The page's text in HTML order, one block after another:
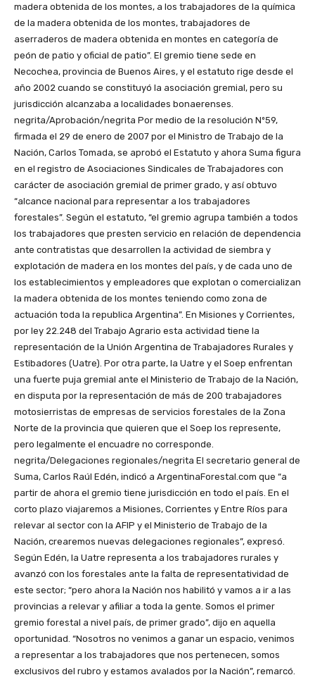
madera obtenida de los montes, a los trabajadores de la química
de la madera obtenida de los montes, trabajadores de
aserraderos de madera obtenida en montes en categoría de
peón de patio y oficial de patio”. El gremio tiene sede en
Necochea, provincia de Buenos Aires, y el estatuto rige desde el
año 2002 cuando se constituyó la asociación gremial, pero su
jurisdicción alcanzaba a localidades bonaerenses.
negrita/Aprobación/negrita Por medio de la resolución Nº59,
firmada el 29 de enero de 2007 por el Ministro de Trabajo de la
Nación, Carlos Tomada, se aprobó el Estatuto y ahora Suma figura
en el registro de Asociaciones Sindicales de Trabajadores con
carácter de asociación gremial de primer grado, y así obtuvo
“alcance nacional para representar a los trabajadores
forestales”. Según el estatuto, “el gremio agrupa también a todos
los trabajadores que presten servicio en relación de dependencia
ante contratistas que desarrollen la actividad de siembra y
explotación de madera en los montes del país, y de cada uno de
los establecimientos y empleadores que explotan o comercializan
la madera obtenida de los montes teniendo como zona de
actuación toda la republica Argentina”. En Misiones y Corrientes,
por ley 22.248 del Trabajo Agrario esta actividad tiene la
representación de la Unión Argentina de Trabajadores Rurales y
Estibadores (Uatre). Por otra parte, la Uatre y el Soep enfrentan
una fuerte puja gremial ante el Ministerio de Trabajo de la Nación,
en disputa por la representación de más de 200 trabajadores
motosierristas de empresas de servicios forestales de la Zona
Norte de la provincia que quieren que el Soep los represente,
pero legalmente el encuadre no corresponde.
negrita/Delegaciones regionales/negrita El secretario general de
Suma, Carlos Raúl Edén, indicó a ArgentinaForestal.com que “a
partir de ahora el gremio tiene jurisdicción en todo el país. En el
corto plazo viajaremos a Misiones, Corrientes y Entre Ríos para
relevar al sector con la AFIP y el Ministerio de Trabajo de la
Nación, crearemos nuevas delegaciones regionales”, expresó.
Según Edén, la Uatre representa a los trabajadores rurales y
avanzó con los forestales ante la falta de representatividad de
este sector; “pero ahora la Nación nos habilitó y vamos a ir a las
provincias a relevar y afiliar a toda la gente. Somos el primer
gremio forestal a nivel país, de primer grado”, dijo en aquella
oportunidad. “Nosotros no venimos a ganar un espacio, venimos
a representar a los trabajadores que nos pertenecen, somos
exclusivos del rubro y estamos avalados por la Nación”, remarcó.